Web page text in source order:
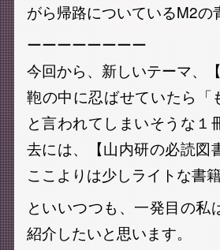
がら帰路についているM2の
ーーーーーーーー
今回から、新しいテーマ、
鞄の中に忍ばせていたら
と言われてしまいそうな
去には、【山内研の必読図
ここよりは少しライトな書
といいつつも、一発目の
紹介したいと思います。